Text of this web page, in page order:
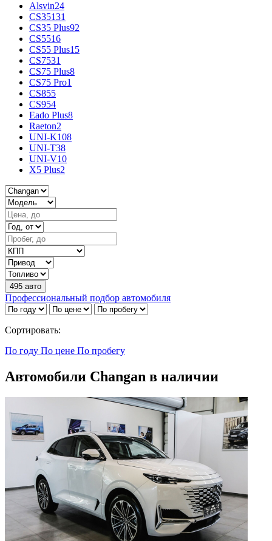
Alsvin24
CS35131
CS35 Plus92
CS5516
CS55 Plus15
CS7531
CS75 Plus8
CS75 Pro1
CS855
CS954
Eado Plus8
Raeton2
UNI-K108
UNI-T38
UNI-V10
X5 Plus2
495 авто
Профессиональный подбор автомобиля
Сортировать:
По году По цене По пробегу
Автомобили Changan в наличии